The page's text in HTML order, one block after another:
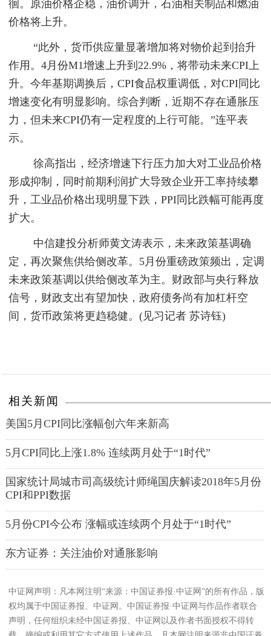
徊。原油价格企稳，油价调升，石油相关制品和燃油
价格将上升。
“此外，货币供应量显著增加将对物价起到抬升
作用。4月份M1增速上升到22.9%，将带动未来CPI上
升。今年基期调换后，CPI食品权重调低，对CPI同比
增速变化有明显影响。综合判断，近期不存在通胀压
力，但未来CPI仍有一定程度的上行可能。”连平表
示。
徐高指出，经济增速下行压力加大对工业品价格
形成抑制，同时前期利润扩大导致企业开工率持续攀
升，工业品价格出现明显下跌，PPI同比跌幅可能再度
扩大。
中信建投分析师黄文涛表示，未来政策基调确
定，再次聚焦供给侧改革。5月份重磅政策频出，定调
未来政策基调以供给侧改革为主。财政部与央行释放
信号，财政支出有望加快，政府债务尚有加杠杆空
间，货币政策将更趋稳健。(见习记者 苏诗钰)
相关新闻
美国5月CPI同比涨幅创六年来新高
5月CPI同比上涨1.8% 连续两月处于“1时代”
国家统计局城市司高级统计师绳国庆解读2018年5月份
CPI和PPI数据
5月份CPI今公布 涨幅或连续两个月处于“1时代”
东方证券：关注油价对通胀影响
中证网声明：凡本网注明“来源：中国证券报·中证网”的所有作品，版
权均属于中国证券报、中证网。中国证券报·中证网与作品作者联合
声明，任何组织未经中国证券报、中证网以及作者书面授权不得转